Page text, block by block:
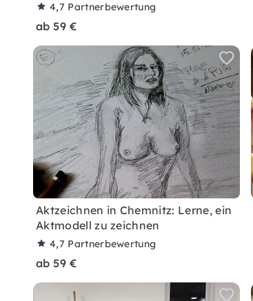
4,7 Partnerbewertung
ab 59 €
Aktzeichnen in Chemnitz: Lerne, ein
Aktmodell zu zeichnen
4,7 Partnerbewertung
ab 59 €